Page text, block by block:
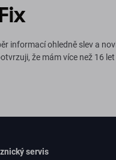
informací ohledně slev a
že mám více než 16 let
servis